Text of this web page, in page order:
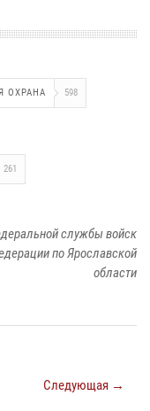
ОХРАНА 598
261
службы войск
по Ярославской
области
Следующая →